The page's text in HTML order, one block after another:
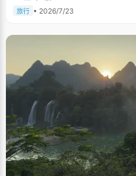
旅行 • 2026/7/23